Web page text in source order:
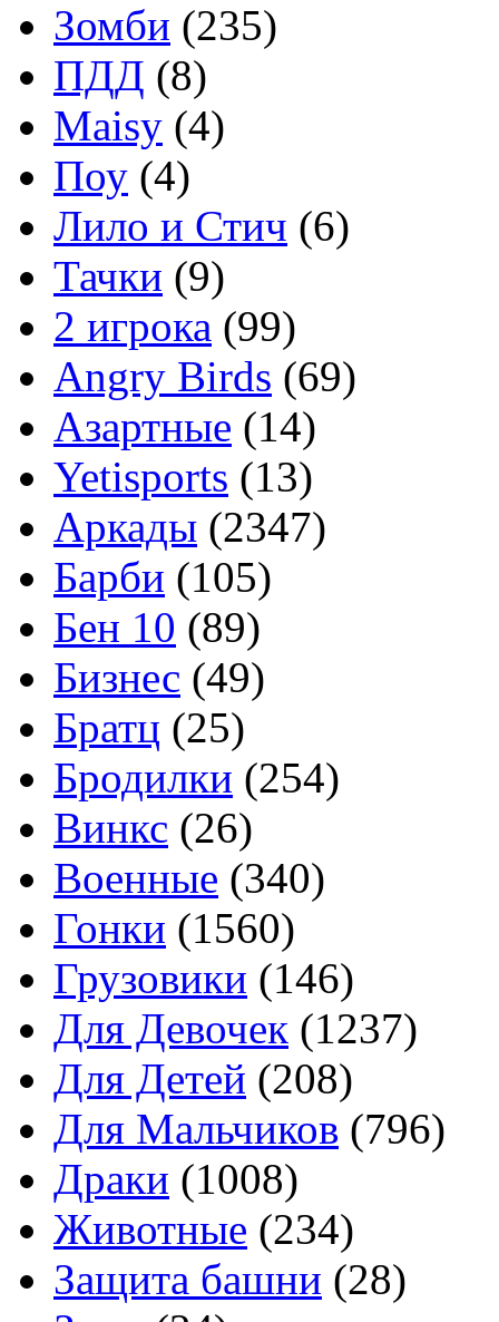
Зомби (235)
ПДД (8)
Maisy (4)
Поу (4)
Лило и Стич (6)
Тачки (9)
2 игрока (99)
Angry Birds (69)
Азартные (14)
Yetisports (13)
Аркады (2347)
Барби (105)
Бен 10 (89)
Бизнес (49)
Братц (25)
Бродилки (254)
Винкс (26)
Военные (340)
Гонки (1560)
Грузовики (146)
Для Девочек (1237)
Для Детей (208)
Для Мальчиков (796)
Драки (1008)
Животные (234)
Защита башни (28)